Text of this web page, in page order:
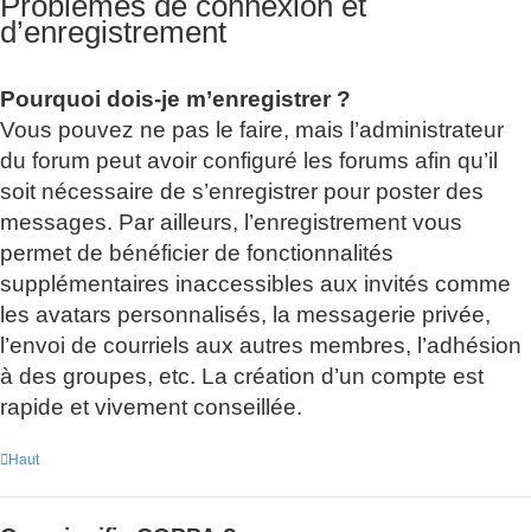
d’enregistrement
Pourquoi dois-je m’enregistrer ?
Vous pouvez ne pas le faire, mais l’administrateur
du forum peut avoir configuré les forums afin qu’il
soit nécessaire de s’enregistrer pour poster des
messages. Par ailleurs, l’enregistrement vous
permet de bénéficier de fonctionnalités
supplémentaires inaccessibles aux invités comme
les avatars personnalisés, la messagerie privée,
l’envoi de courriels aux autres membres, l’adhésion
à des groupes, etc. La création d’un compte est
rapide et vivement conseillée.
Haut